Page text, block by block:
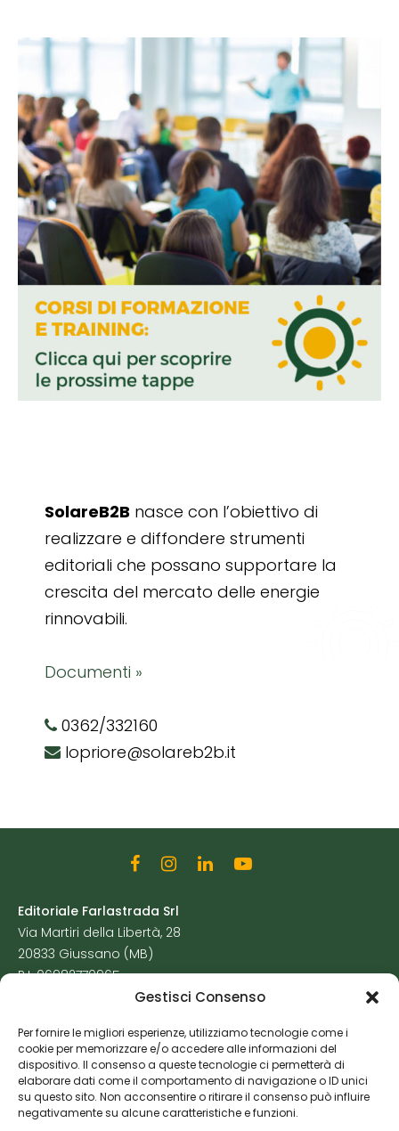
Gestisci Consenso
Per fornire le migliori esperienze, utilizziamo tecnologie come i
cookie per memorizzare e/o accedere alle informazioni del
dispositivo. Il consenso a queste tecnologie ci permetterà di
elaborare dati come il comportamento di navigazione o ID unici
su questo sito. Non acconsentire o ritirare il consenso può influire
negativamente su alcune caratteristiche e funzioni.
SolareB2B nasce con l’obiettivo di
realizzare e diffondere strumenti
editoriali che possano supportare la
crescita del mercato delle energie
rinnovabili.
Documenti »
0362/332160
lopriore@solareb2b.it
Editoriale Farlastrada Srl
Via Martiri della Libertà, 28
20833 Giussano (MB)
P.I. 06982770965
Cookie Policy
Risorse Aggiuntive